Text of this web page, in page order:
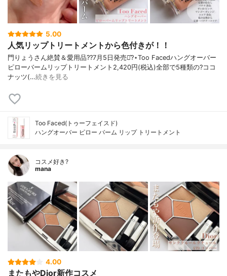
5.00
人気リップトリートメントから色付きが！！
門りょうさん絶賛＆愛用品??7月5日発売⋆͛?⋆Too Facedハングオーバー
ピローバームリップトリートメント2,420円(税込)全部で5種類の?ココ
ナッツ(…続きを見る
Too Faced(トゥーフェイスド)
ハングオーバー ピロー バーム リップ トリートメント
コスメ好き?
mana
4.00
またもやDior新作コスメ